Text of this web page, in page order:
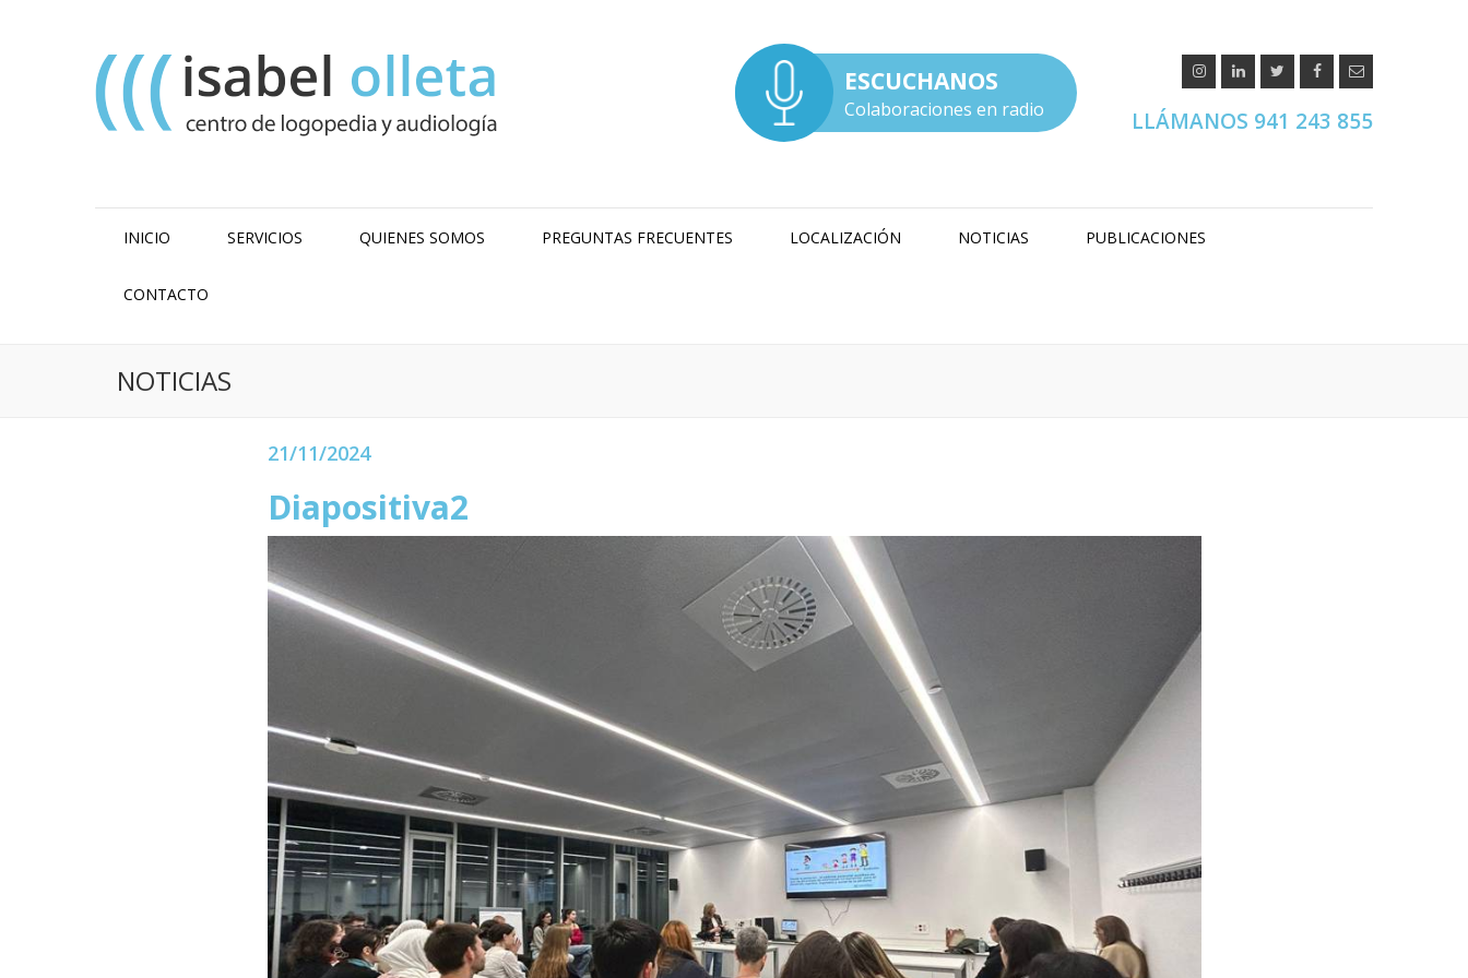
LLÁMANOS 941 243 855
ESCUCHANOS
Colaboraciones en radio
INICIO SERVICIOS QUIENES SOMOS PREGUNTAS FRECUENTES LOCALIZACIÓN NOTICIAS PUBLICACIONES
CONTACTO
NOTICIAS
21/11/2024
Diapositiva2